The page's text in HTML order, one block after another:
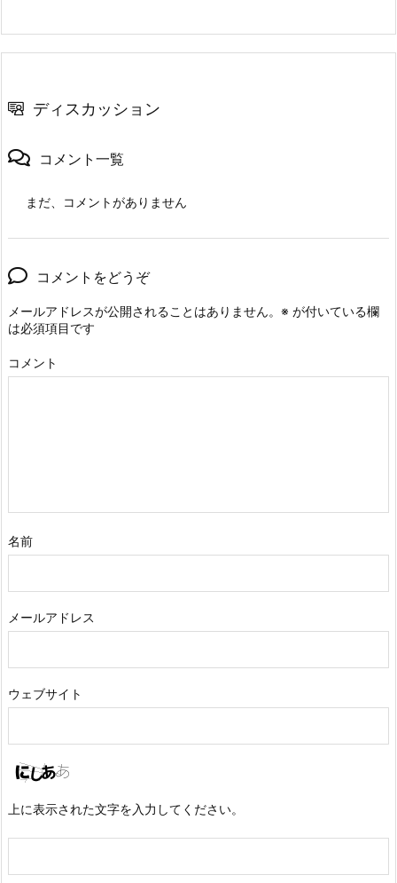
ディスカッション
コメント一覧
まだ、コメントがありません
コメントをどうぞ
メールアドレスが公開されることはありません。 ※ が付いている欄
は必須項目です
コメント
名前
メールアドレス
ウェブサイト
上に表示された文字を入力してください。